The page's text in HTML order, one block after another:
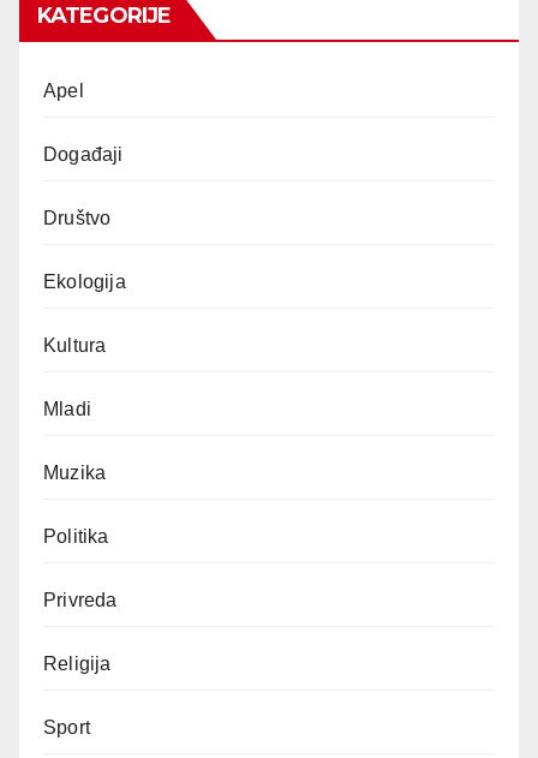
KATEGORIJE
Apel
Događaji
Društvo
Ekologija
Kultura
Mladi
Muzika
Politika
Privreda
Religija
Sport